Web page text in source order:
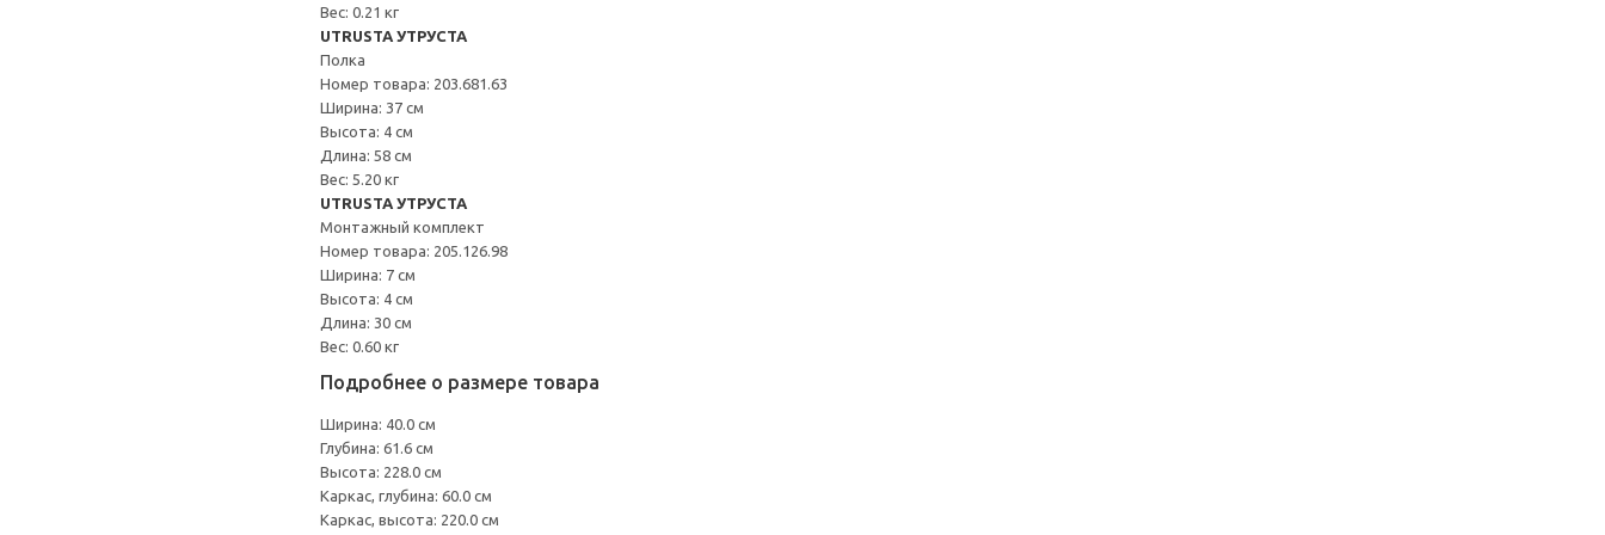
Вес: 0.21 кг
UTRUSTA УТРУСТА
Полка
Номер товара: 203.681.63
Ширина: 37 см
Высота: 4 см
Длина: 58 см
Вес: 5.20 кг
UTRUSTA УТРУСТА
Монтажный комплект
Номер товара: 205.126.98
Ширина: 7 см
Высота: 4 см
Длина: 30 см
Вес: 0.60 кг
Подробнее о размере товара
Ширина: 40.0 см
Глубина: 61.6 см
Высота: 228.0 см
Каркас, глубина: 60.0 см
Каркас, высота: 220.0 см